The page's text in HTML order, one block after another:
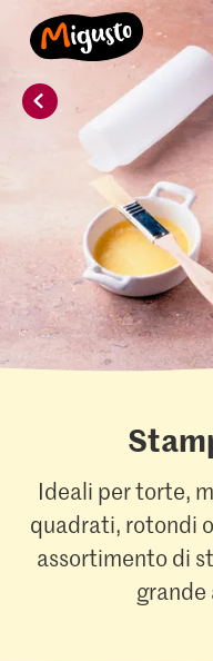
Ideali per torte,
quadrati, rotondi
assortimento di
grande